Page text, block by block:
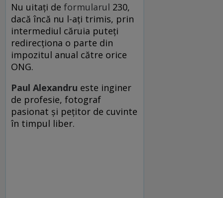
Nu uitați de formularul 230,
dacă încă nu l-ați trimis, prin
intermediul căruia puteți
redirecționa o parte din
impozitul anual către orice
ONG.
Paul Alexandru este inginer
de profesie, fotograf
pasionat și pețitor de cuvinte
în timpul liber.